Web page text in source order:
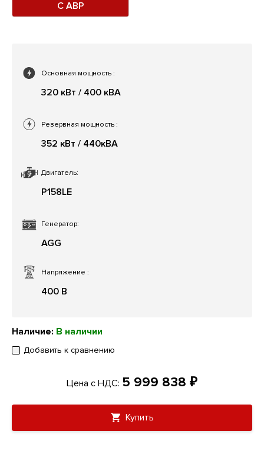
С АВР
Основная мощность :
320 кВт / 400 кВА
Двигатель:
P158LE
Напряжение :
400 В
Резервная мощность :
352 кВт / 440кВА
Генератор:
AGG
Наличие: В наличии
Добавить к сравнению
Цена с НДС: 5 999 838 ₽
Купить